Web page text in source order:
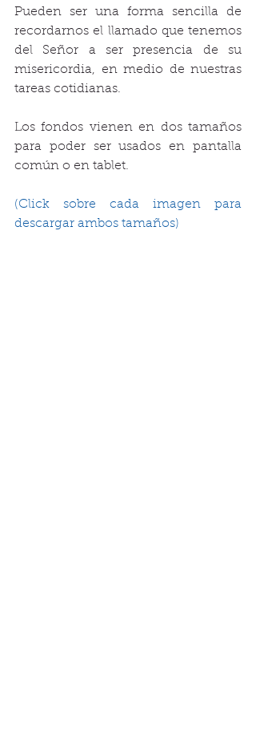
Pueden ser una forma sencilla de
recordarnos el llamado que tenemos
del Señor a ser presencia de su
misericordia, en medio de nuestras
tareas cotidianas.
Los fondos vienen en dos tamaños
para poder ser usados en pantalla
común o en tablet.
(Click sobre cada imagen para
descargar ambos tamaños)